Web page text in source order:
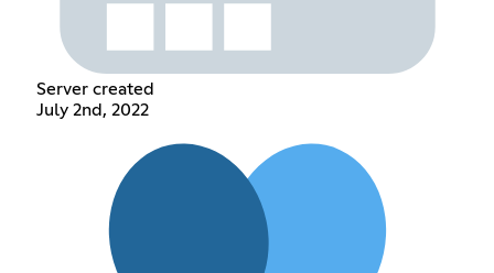
Server created
July 2nd, 2022